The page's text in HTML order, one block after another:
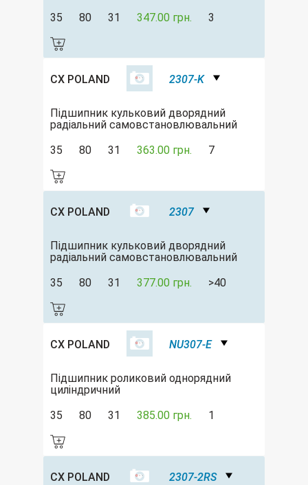
35
80 31 347.00 грн. 3
CX POLAND 2307-K
Підшипник кульковий дворядний
радіальний самовстановлювальний
35
80 31 363.00 грн. 7
CX POLAND 2307
Підшипник кульковий дворядний
радіальний самовстановлювальний
35
80 31 377.00 грн. >40
CX POLAND NU307-E
Підшипник роликовий однорядний
циліндричний
35
80 31 385.00 грн. 1
CX POLAND 2307-2RS